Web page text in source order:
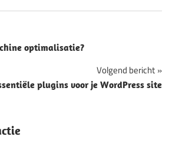
optimalisatie?
Volgend bericht
plugins voor je WordPress site